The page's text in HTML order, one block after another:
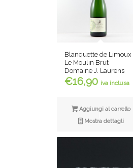
Blanquette de Limoux
Le Moulin Brut
Domaine J. Laurens
€16,90 iva inclusa
Aggiungi al carrello
Mostra dettagli